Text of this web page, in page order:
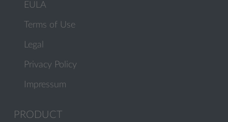
EULA
Terms of Use
Legal
Privacy Policy
Impressum
PRODUCT